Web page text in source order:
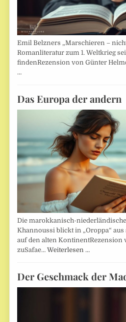
Emil Belzners „Marschieren –
Romanliteratur zum 1. Weltkrieg
findenRezension von Günter
…
Das Europa der andern
Die marokkanisch-
Khannoussi blickt in „Oroppa“
auf den alten KontinentRezension
zuSafae…Weiterlesen …
Der Geschmack der